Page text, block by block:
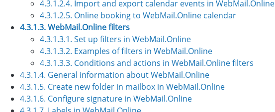
4.3.1.2.4. Import and export calendar events in WebMail.Online
4.3.1.2.5. Online booking to WebMail.Online calendar
4.3.1.3. WebMail.Online filters
4.3.1.3.1. Set up filters in WebMail.Online
4.3.1.3.2. Examples of filters in WebMail.Online
4.3.1.3.3. Conditions and actions in WebMail.Online filters
4.3.1.4. General information about WebMail.Online
4.3.1.5. Create new folder in mailbox in WebMail.Online
4.3.1.6. Configure signature in WebMail.Online